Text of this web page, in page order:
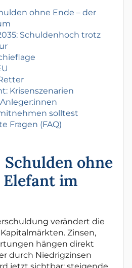
ohne Ende – der
Schuldenhoch trotz
Krisenszenarien
solltest
Fragen (FAQ)
ohne
Elefant im
verändert die
Zinsen,
hängen direkt
durch Niedrigzinsen